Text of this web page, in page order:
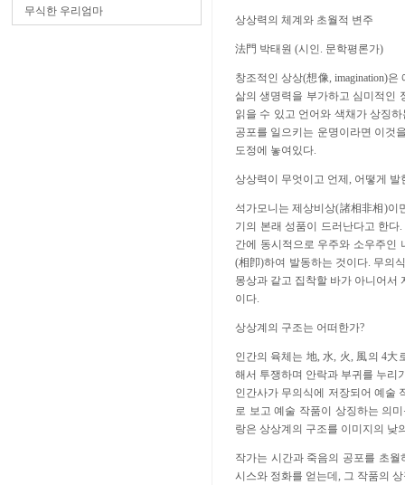
무식한 우리엄마
상상력의 체계와 초월적 변주
法門 박태원 (시인. 문학평론가)
창조적인 상상(想像, imagination)
삶의 생명력을 부가하고 심미적인
읽을 수 있고 언어와 색채가 상징
공포를 일으키는 운명이라면 이것
도정에 놓여있다.
상상력이 무엇이고 언제, 어떻게 발
석가모니는 제상비상(諸相非相)이
기의 본래 성품이 드러난다고 한
간에 동시적으로 우주와 소우주인
(相卽)하여 발동하는 것이다. 무의
몽상과 같고 집착할 바가 아니어서
이다.
상상계의 구조는 어떠한가?
인간의 육체는 地, 水, 火, 風의 4大
해서 투쟁하며 안락과 부귀를 누리
인간사가 무의식에 저장되어 예술
로 보고 예술 작품이 상징하는 의
랑은 상상계의 구조를 이미지의 낮
작가는 시간과 죽음의 공포를 초
시스와 정화를 얻는데, 그 작품의